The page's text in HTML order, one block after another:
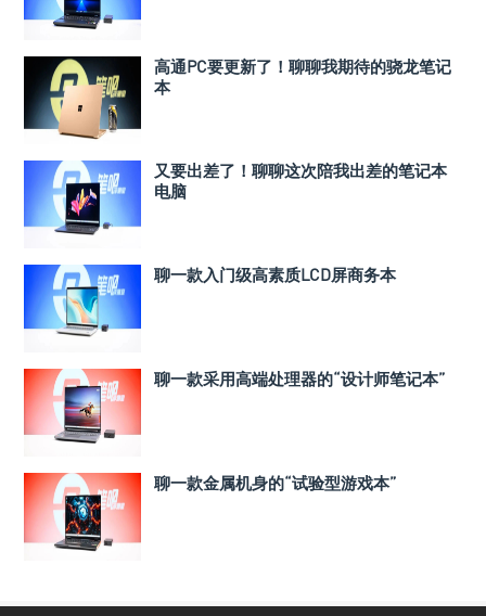
高通PC要更新了！聊聊我期待的骁龙笔记
本
又要出差了！聊聊这次陪我出差的笔记本
电脑
聊一款入门级高素质LCD屏商务本
聊一款采用高端处理器的“设计师笔记本”
聊一款金属机身的“试验型游戏本”